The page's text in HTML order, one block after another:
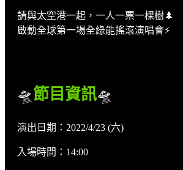
請與太空港一起，一人一票一棵樹🌲
啟動全球第一場全綠能搖滾演唱會⚡️
🛸節目資訊🛸
演出日期：2022/4/23 (六)
入場時間：14:00